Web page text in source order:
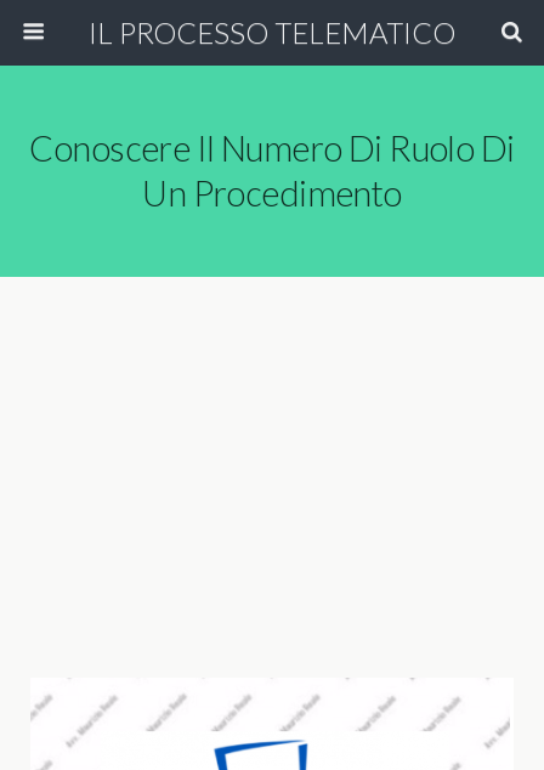
IL PROCESSO TELEMATICO
Conoscere Il Numero Di Ruolo Di
Un Procedimento